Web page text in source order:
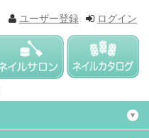
ログイン
ユーザー登録